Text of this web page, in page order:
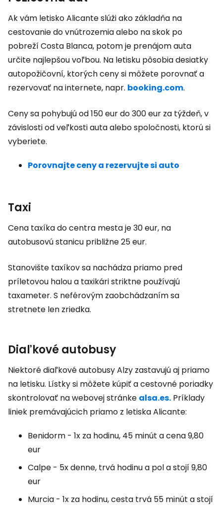
Ak vám letisko Alicante slúži ako základňa na
cestovanie do vnútrozemia alebo na skok po
pobreží Costa Blanca, potom je prenájom auta
určite najlepšou voľbou. Na letisku pôsobia desiatky
autopožičovní, ktorých ceny si môžete porovnať a
rezervovať na internete, napr. booking.com.
Ceny sa pohybujú od 150 eur do 300 eur za týždeň, v
závislosti od veľkosti auta alebo spoločnosti, ktorú si
vyberiete.
Porovnajte ceny a rezervujte si auto
Taxi
Cena taxíka do centra mesta je 30 eur, na
autobusovú stanicu približne 25 eur.
Stanovište taxíkov sa nachádza priamo pred
príletovou halou a taxikári striktne používajú
taxameter. S neférovým zaobchádzaním sa
stretnete len zriedka.
Diaľkové autobusy
Niektoré diaľkové autobusy Alzy zastavujú aj priamo
na letisku. Lístky si môžete kúpiť a cestovné poriadky
skontrolovať na webovej stránke alsa.es. Príklady
liniek premávajúcich priamo z letiska Alicante:
Benidorm - 1x za hodinu, 45 minút a cena 9,80
eur
Calpe - 5x denne, trvá hodinu a pol a stojí 9,80
eur
Murcia - 1x za hodinu, cesta trvá 55 minút a stojí